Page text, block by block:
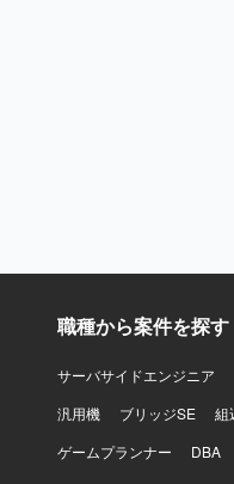
職種から案件を探す
サーバサイドエンジニア
汎用機
ブリッジSE 組
ゲームプランナー
DBA